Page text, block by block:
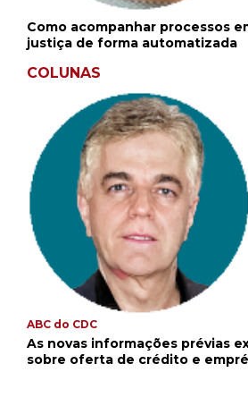
Como acompanhar processos
justiça de forma automatizada
COLUNAS
ABC do CDC
As novas informações prévias
sobre oferta de crédito e